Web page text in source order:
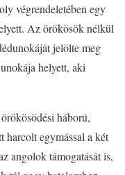
végrendeletében egy
Az örökösök nélkül
jelölte meg
helyett, aki
háború,
harcolt egymással a két
angolok támogatását is,